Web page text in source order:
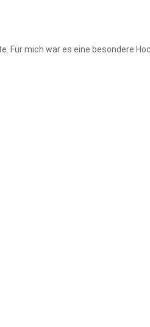
Für mich war es eine besondere